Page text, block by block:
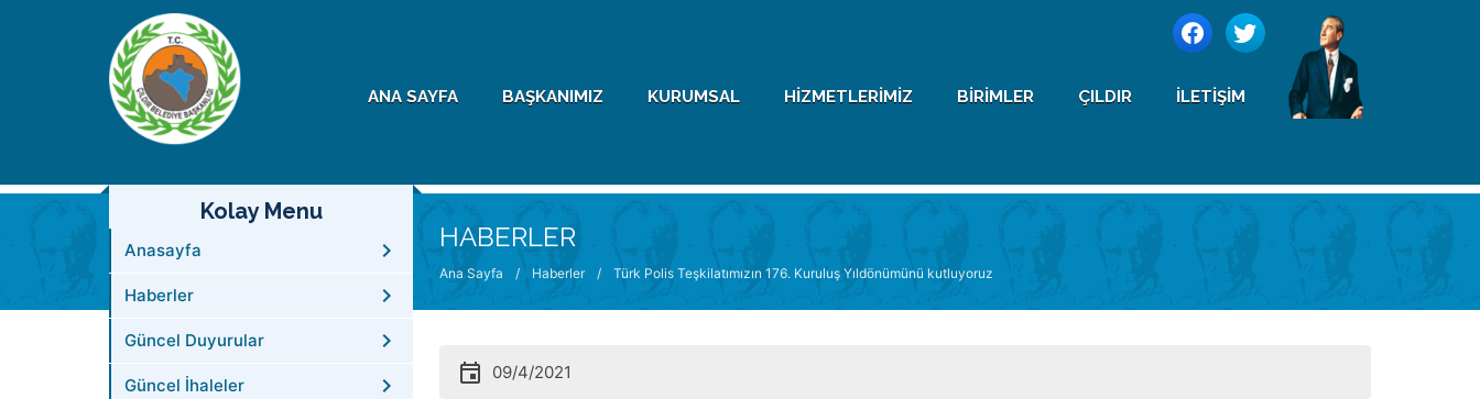
ANA SAYFA BAŞKANIMIZ KURUMSAL HIZMETLERIMIZ BIRIMLER ÇILDIR İLETIŞIM
HABERLER
Ana Sayfa / Haberler / Türk Polis Teşkilatımızın 176. Kuruluş Yıldönümünü kutluyoruz
Kolay Menu
Anasayfa
Haberler
Güncel Duyurular
Güncel İhaleler
09/4/2021